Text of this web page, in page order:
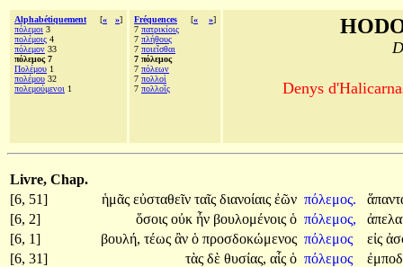
Alphabétiquement [« »]
πόλεμοι 3
πολέμοις 4
πόλεμον 33
πόλεμος 7
Πολέμου 1
πολέμου 32
πολεμούμενοι 1
Fréquences [« »]
7 πατρικίοις
7 πλήθους
7 ποιεῖσθαι
7 πόλεμος
7 πόλεων
7 πολλοὶ
7 πολλοῖς Denys
Livre, Chap.
[6, 51]
ἡμᾶς εὐσταθεῖν ταῖς διανοίαις ἐῶν πόλεμος.
[6, 2]
ὅσοις οὐκ ἦν βουλομένοις ὁ πόλεμος,
[6, 1]
βουλή, τέως ἂν ὁ προσδοκώμενος πόλεμος εἰς
[6, 31]
τὰς δὲ θυσίας, αἷς ὁ πόλεμος